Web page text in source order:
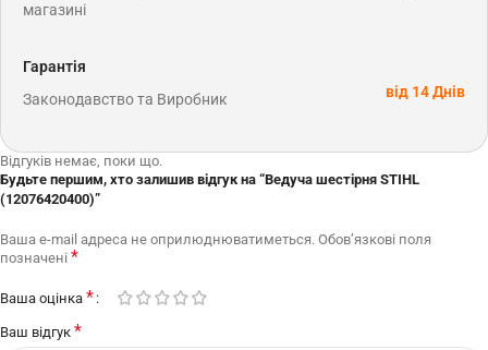
магазині
Гарантія
Законодавство та Виробник
від 14 Днів
Відгуків немає, поки що.
Будьте першим, хто залишив відгук на “Ведуча шестірня STIHL
(12076420400)”
Ваша e-mail адреса не оприлюднюватиметься. Обов’язкові поля
позначені *
Ваша оцінка *
Ваш відгук *